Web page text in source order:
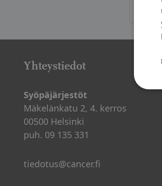
Yhteystiedot
Syöpäjärjestöt
Mäkelänkatu 2, 4. kerros
00500 Helsinki
puh. 09 135 331
tiedotus@cancer.fi